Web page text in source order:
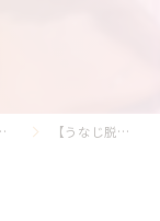
【うなじ脱毛】